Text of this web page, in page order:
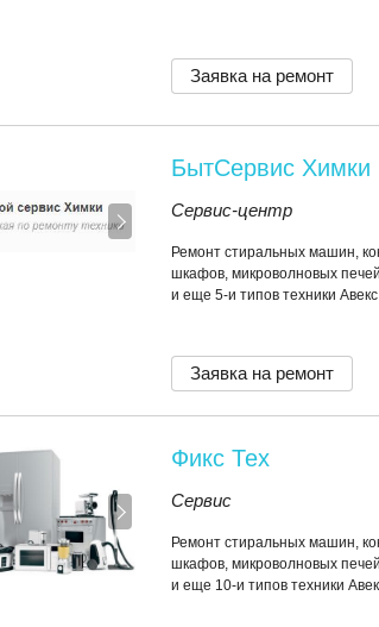
Заявка на ремонт
БытСервис Химки
Сервис-центр
Ремонт стиральных машин,
шкафов, микроволновых
и еще 5-и типов техники Авекс
Заявка на ремонт
Фикс Тех
Сервис
Ремонт стиральных машин,
шкафов, микроволновых
и еще 10-и типов техники